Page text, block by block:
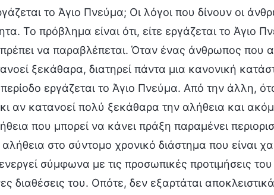
το Άγιο Πνεύμα; Οι λόγοι που δίνουν οι
Το πρόβλημα είναι ότι, είτε εργάζεται το Άγιο
να παραβλέπεται. Όταν ένας άνθρωπος που
ξεκάθαρα, διατηρεί πάντα μια κανονική
εργάζεται το Άγιο Πνεύμα. Από την άλλη,
αν κατανοεί πολύ ξεκάθαρα την αλήθεια και
που μπορεί να κάνει πράξη παραμένει
στο σύντομο χρονικό διάστημα που είναι
σύμφωνα με τις προσωπικές προτιμήσεις
διαθέσεις του. Οπότε, δεν εξαρτάται